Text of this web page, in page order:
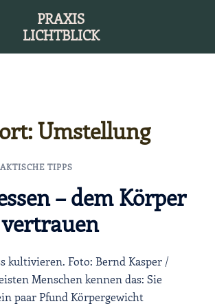
PRAXIS
LICHTBLICK
Umstellung
TIPPS
– dem Körper
kultivieren. Foto: Bernd Kasper /
Menschen kennen das: Sie
paar Pfund Körpergewicht